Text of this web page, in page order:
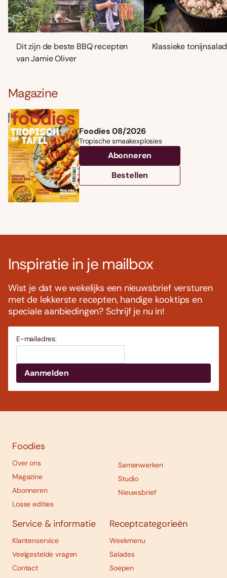
Dit zijn de beste BBQ recepten
van Jamie Oliver
Klassieke
Magazine
Foodies 08/2026
Tropische smaakexplosies
Abonneren
Bestellen
Inspiratie in je mailbox
Wist je dat we wekelijks een nieuwsbrief versturen
met de lekkerste recepten, handige kooktips en
speciale aanbiedingen? Schrijf je nu in!
E-mailadres:
Foodies
Over ons
Magazine
Abonneren
Losse edities
Samenwerken
Studio
Nieuwsbrief
Service & informatie
Klantenservice
Veelgestelde vragen
Contact
Receptcategorieën
Weekmenu
Salades
Soepen